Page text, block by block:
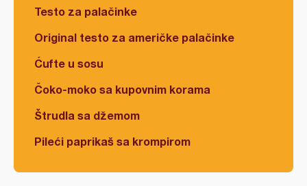
Testo za palačinke
Original testo za američke palačinke
Ćufte u sosu
Čoko-moko sa kupovnim korama
Štrudla sa džemom
Pileći paprikaš sa krompirom